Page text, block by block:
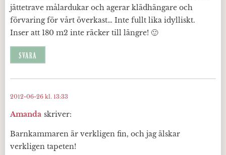
jättetrave målardukar och agerar klädhängare och
förvaring för vårt överkast… Inte fullt lika idylliskt.
Inser att 180 m2 inte räcker till längre! 🙂
SVARA
Amanda skriver:
2012-06-26 kl. 13:33
Barnkammaren är verkligen fin, och jag älskar
verkligen tapeten!